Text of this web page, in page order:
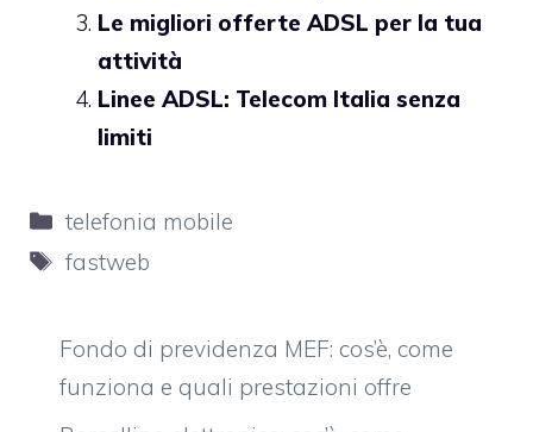
Le migliori offerte ADSL per la tua
attività
Linee ADSL: Telecom Italia senza
limiti
Categorie
telefonia mobile
Tag
fastweb
Fondo di previdenza MEF: cos’è, come
funziona e quali prestazioni offre